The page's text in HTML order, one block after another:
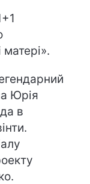
матері».
Юрія
в